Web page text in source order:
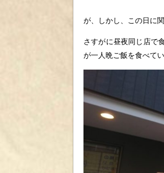
が、しかし、この日に
さすがに昼夜同じ店で
が一人晩ご飯を食べて